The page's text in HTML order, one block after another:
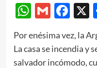
Gmail
Por enésima vez, la
La casa se incendia y
salvador incómodo,